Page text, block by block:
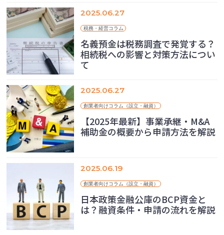
2025.06.27
税務・経営コラム
名義預金は税務調査で発覚する？
相続税への影響と対策方法につい
て
2025.06.27
創業者向けコラム（設立・融資）
【2025年最新】事業承継・M&A
補助金の概要から申請方法を解説
2025.06.19
創業者向けコラム（設立・融資）
日本政策金融公庫のBCP資金と
は？融資条件・申請の流れを解説